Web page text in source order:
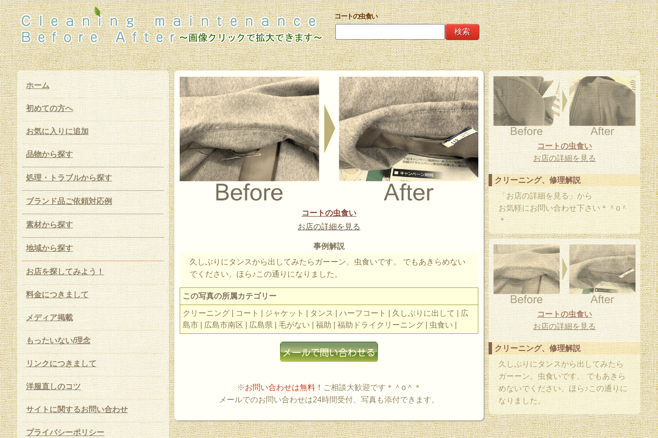
コートの虫食い
ホーム
初めての方へ
お気に入りに追加
品物から探す
処理・トラブルから探す
ブランド品ご依頼対応例
素材から探す
地域から探す
お店を探してみよう！
料金につきまして
メディア掲載
もったいない/理念
リンクにつきまして
洋服直しのコツ
サイトに関するお問い合わせ
プライバシーポリシー
コートの虫食い
お店の詳細を見る
事例解説
久しぶりにタンスから出してみたらガーーン。虫食いです。 でもあきらめない
でください。ほら♪この通りになりました。
この写真の所属カテゴリー
クリーニング | コート | ジャケット | タンス | ハーフコート | 久しぶりに出して | 広
島市 | 広島市南区 | 広島県 | 毛がない | 福助 | 福助ドライクリーニング | 虫食い |
※お問い合わせは無料！ ご相談大歓迎です＊＾o＾＊
メールでのお問い合わせは24時間受付、写真も添付できます。
コートの虫食い
お店の詳細を見る
クリーニング、修理解説
「お店の詳細を見る」から
お気軽にお問い合わせ下さい＊＾o＾
＊
コートの虫食い
お店の詳細を見る
クリーニング、修理解説
久しぶりにタンスから出してみたら
ガーーン。虫食いです。 でもあきら
めないでください。ほら♪この通りに
なりました。